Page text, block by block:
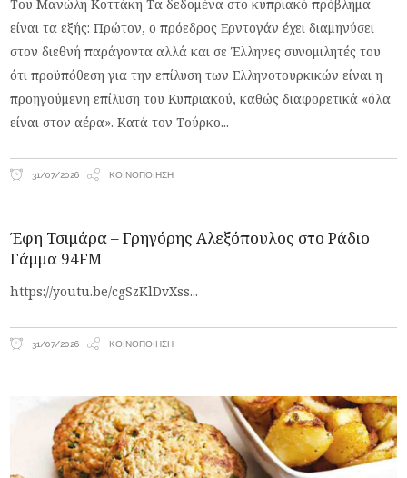
Του Μανώλη Κοττάκη Tα δεδομένα στο κυπριακό πρόβλημα
είναι τα εξής: Πρώτον, ο πρόεδρος Ερντογάν έχει διαμηνύσει
στον διεθνή παράγοντα αλλά και σε Έλληνες συνομιλητές του
ότι προϋπόθεση για την επίλυση των Ελληνοτουρκικών είναι η
προηγούμενη επίλυση του Κυπριακού, καθώς διαφορετικά «όλα
είναι στον αέρα». Κατά τον Τούρκο
31/07/2026 ΚΟΙΝΟΠΟΊΗΣΗ
Έφη Τσιμάρα – Γρηγόρης Αλεξόπουλος στο Ράδιο
Γάμμα 94FM
https://youtu.be/cgSzKlDvXss
31/07/2026 ΚΟΙΝΟΠΟΊΗΣΗ